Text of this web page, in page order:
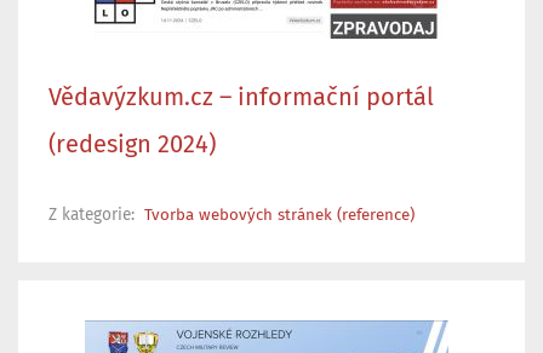
Vědavýzkum.cz – informační portál
(redesign 2024)
Z kategorie: Tvorba webových stránek (reference)